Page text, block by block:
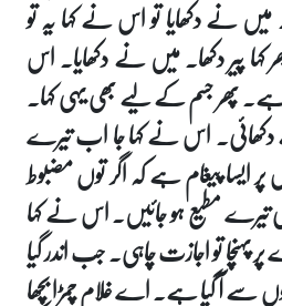
میں نے دکھایا تو اس نے کہا یہ تو
کہا پیر دکھا۔ میں نے دکھایا۔ اس
ہے۔ پھر جسم کے لیے بھی یہی کہا۔
دکھائی۔ اس نے کہا جا اب تیرے
پیغام ہے کہ اگر توں مضبوط
تیرے مطیع ہو جائیں۔ اس نے کہا
تو اجازت چاہی۔ جب اندر گیا
سے آ گیا ہے۔ اے غلام چمڑا بچھا